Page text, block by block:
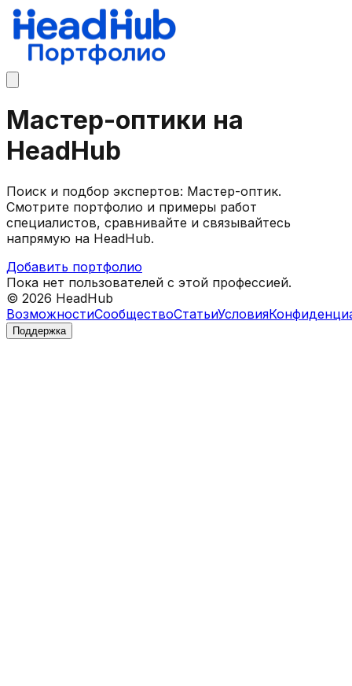
Мастер-оптики на
HeadHub
Поиск и подбор экспертов: Мастер-оптик.
Смотрите портфолио и примеры работ
специалистов, сравнивайте и связывайтесь
напрямую на HeadHub.
Добавить портфолио
Пока нет пользователей с этой профессией.
© 2026 HeadHub
ВозможностиСообществоСтатьиУсловия
Поддержка